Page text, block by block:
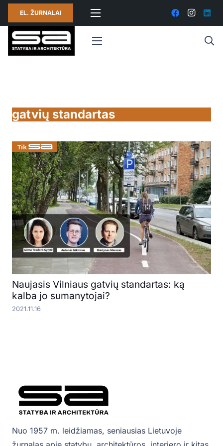
EL. ŽURNALAI
gatvių standartas
Naujasis Vilniaus gatvių standartas: ką
kalba jo sumanytojai?
2021.11.16
Nuo 1957 m. leidžiamas, seniausias Lietuvoje